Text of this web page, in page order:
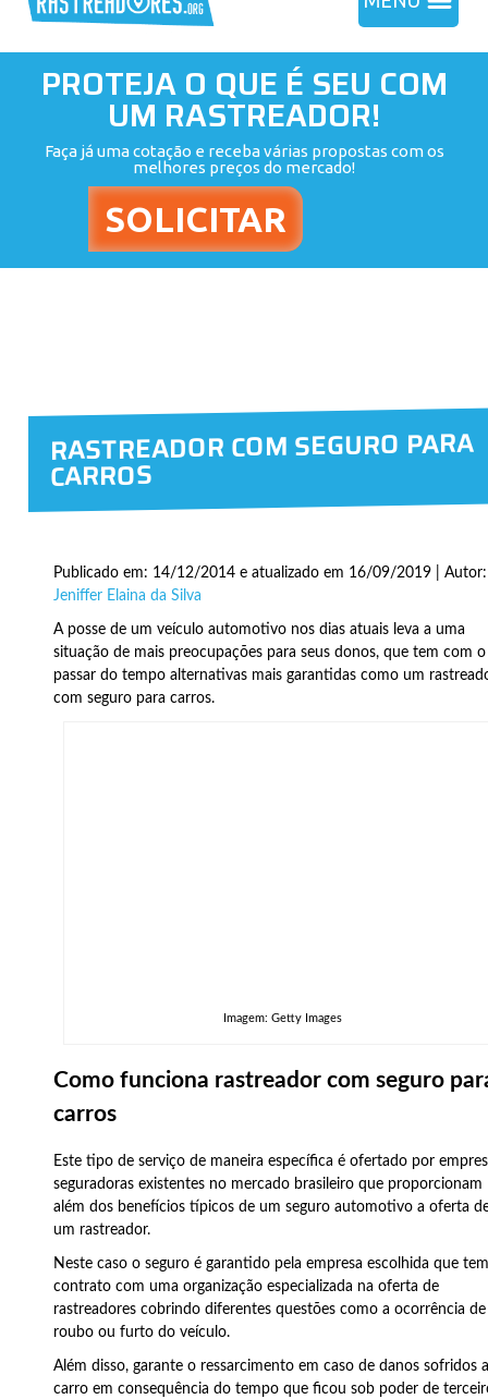
PROTEJA O QUE É SEU COM
UM RASTREADOR!
Faça já uma cotação e receba várias propostas com os
melhores preços do mercado!
RASTREADOR COM SEGURO PARA
CARROS
Publicado em: 14/12/2014 e atualizado em 16/09/2019 | Autor:
Jeniffer Elaina da Silva
A posse de um veículo automotivo nos dias atuais leva a uma
situação de mais preocupações para seus donos, que tem com o
passar do tempo alternativas mais garantidas como um
com seguro para carros.
Imagem: Getty Images
Como funciona rastreador com seguro
carros
Este tipo de serviço de maneira específica é ofertado por
seguradoras existentes no mercado brasileiro que proporcionam
além dos benefícios típicos de um seguro automotivo a oferta
um rastreador.
Neste caso o seguro é garantido pela empresa escolhida que
contrato com uma organização especializada na oferta de
rastreadores cobrindo diferentes questões como a ocorrência de
roubo ou furto do veículo.
Além disso, garante o ressarcimento em caso de danos sofridos
carro em consequência do tempo que ficou sob poder de